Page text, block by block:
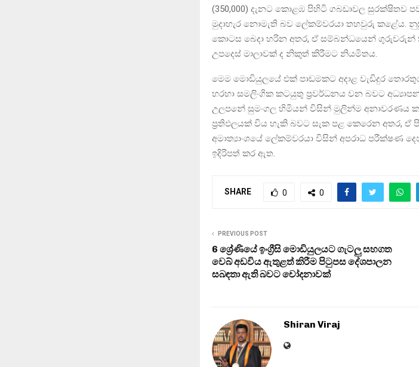
(350,000) දැනට කොළඹ පිහිටි ගබඩාවල සුරක්ෂිතව
මුදාහැර නොමැති බව ලේකම්වරයා තහවුරු කළේය.
කොටස බෙදා හරින අතර, ඒ සම්බන්ධයෙන් ගුරුවරුන්
උපදෙස් මාලාවක් ද නිකුත් කිරීමට නියමිතය.
මෙම මොඩියුලයේ එක් පාඩමකට අදාළ වැඩිදුර
හරහා සමලිංගික කටයුතු ප්‍රවර්ධනය වන බවට
උලපනේ සුමංගල හිමියන් විසින් මුලින්ම අනාවරණය
ප්‍රතිඵලයක් විය හැකි බවට සැක පළ කෙරෙන අතර, ඒ
අමාත්‍යාංශයේ ලේකම්වරයා විසින් අපරාධ පරීක්ෂණ
ඉදිරිපත් කර ඇත.
SHARE 0 0
PREVIOUS POST
6 ශ්‍රේණියේ ඉංග්‍රීසි මොඩියුලයට ගැටලු සහගත
වෙබ් අඩවිය ඇතුළත් කිරීම පිටුපස දේශපාලන
සබඳතා ඇති බවට චෝදනාවක්
Shiran Viraj